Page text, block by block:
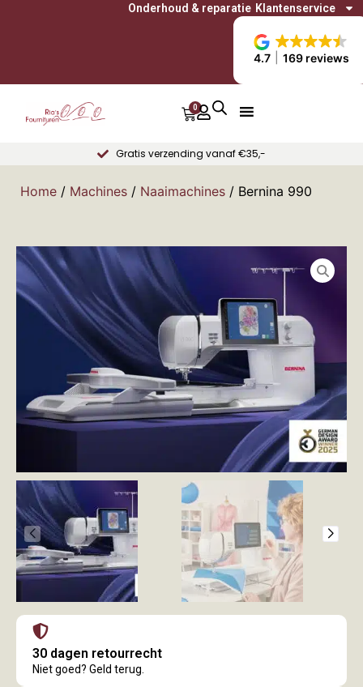
4.7 169 reviews
Onderhoud & reparatie Klantenservice
0
Gratis verzending vanaf €35,-
Home / Machines / Naaimachines / Bernina 990
30 dagen retourrecht
Niet goed? Geld terug.